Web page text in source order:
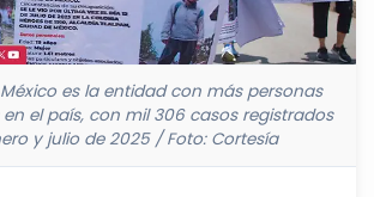
es la entidad con más personas
el país, con mil 306 casos registrados
y julio de 2025 / Foto: Cortesía